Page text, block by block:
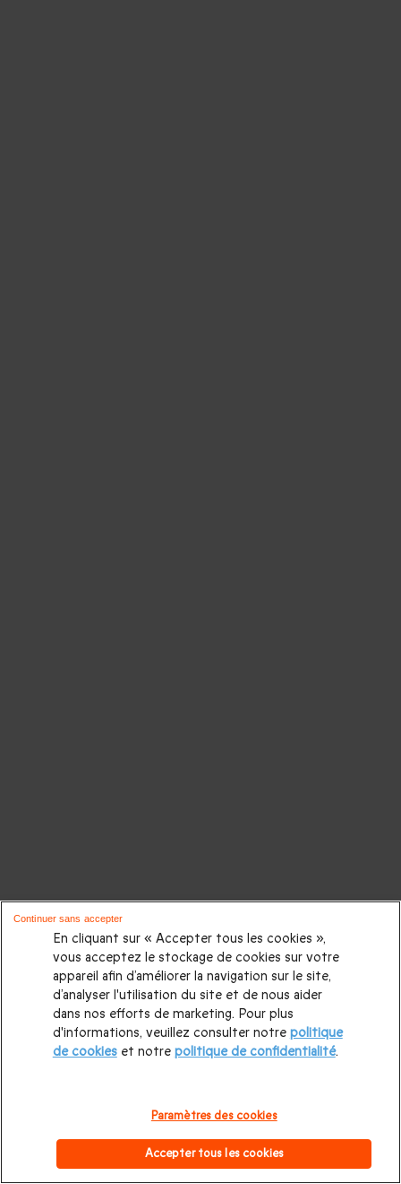
En cliquant sur « Accepter tous les cookies »,
vous acceptez le stockage de cookies sur votre
appareil afin d’améliorer la navigation sur le site,
d’analyser l'utilisation du site et de nous aider
dans nos efforts de marketing. Pour plus
d'informations, veuillez consulter notre politique
de cookieset notre politique de confidentialité.
Paramètres des cookies
Accepter tous les cookies
Continuer sans accepter